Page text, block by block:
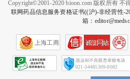
Copyright©2001-2020 bioon.com 版权所有 不
联网药品信息服务资格证书((沪)-非经营性-
箱：
上海工商
021-54485309-8082